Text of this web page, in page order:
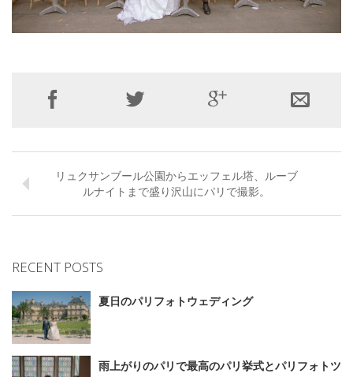
リュクサンブール公園からエッフェル塔、ルーブ
ルナイトまで盛り沢山にパリで撮影。
RECENT POSTS
夏日のパリフォトウェディング
雨上がりのパリで最高のパリ挙式とパリフォトツ